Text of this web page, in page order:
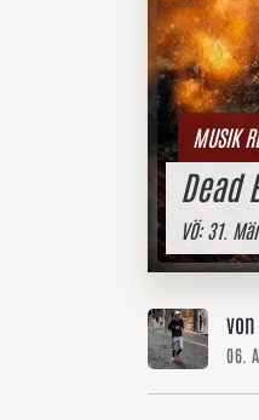
MUSIK
Dead
VÖ:31.
06.